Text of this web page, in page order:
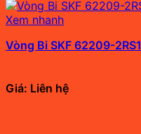
Xem nhanh
Vòng Bi SKF 62209-2RS1
Giá: Liên hệ